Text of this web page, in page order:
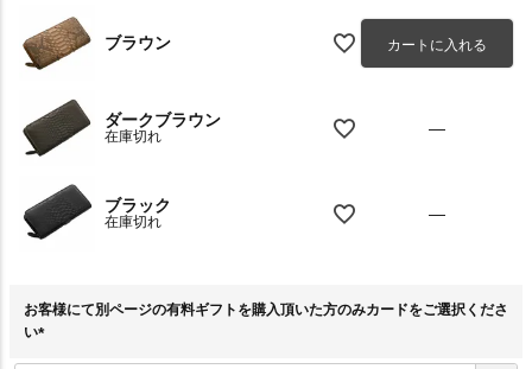
ブラウン カートに入れる
ダークブラウン
在庫切れ —
ブラック
在庫切れ —
お客様にて別ページの有料ギフトを購入頂いた方のみカードをご選択くださ
い